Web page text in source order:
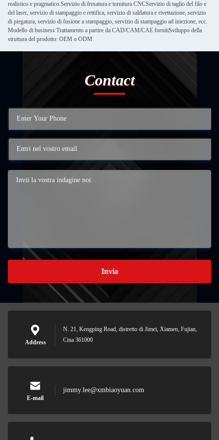
realistico e pragmatico.Servizio di fresatura e tornitura CNCServizio di taglio del filo e
del laser, servizio di stampaggio e rettifica, servizio di saldatura e rivettazione, servizio
di piegatura, servizio di fusione a stampaggio, servizio di stampaggio ad iniezione, ecc.
Modello di business:Trattamento a partire da CAD/CAM/CAE fornitiSviluppo della
struttura del prodotto: OEM o ODM
Contact
Invia
Address
N. 21, Kengping Road, distretto di Jimei, Xiamen, Fujian,
Cina 361000
E-mail
jimmy.lee@xmbiaoyuan.com